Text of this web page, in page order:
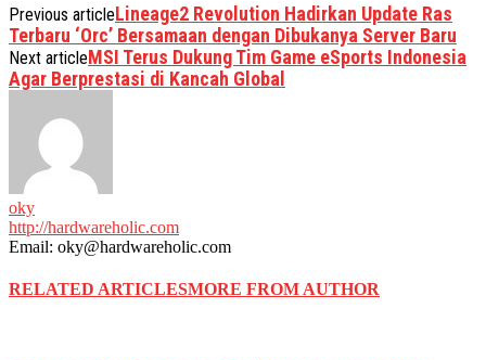
Previous articleLineage2 Revolution Hadirkan Update Ras
Terbaru ‘Orc’ Bersamaan dengan Dibukanya Server Baru
Next articleMSI Terus Dukung Tim Game eSports Indonesia
Agar Berprestasi di Kancah Global
oky
http://hardwareholic.com
Email: oky@hardwareholic.com
RELATED ARTICLESMORE FROM AUTHOR